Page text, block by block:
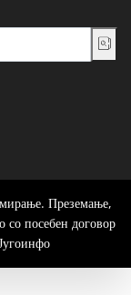
Преземање,
посебен договор